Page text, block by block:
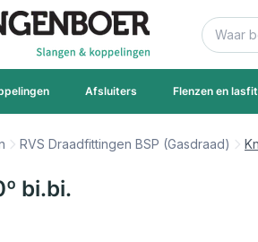
Zoek
Afsluiters Flenzen en
RVS Draadfittingen BSP (Gasdraad)
bi.bi.